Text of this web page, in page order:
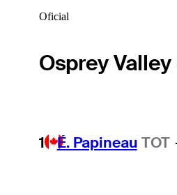
Oficial
Osprey
1 É. Papineau TOT